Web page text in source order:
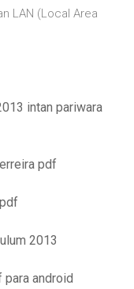
LAN (Local Area
intan pariwara
pdf
2013
android